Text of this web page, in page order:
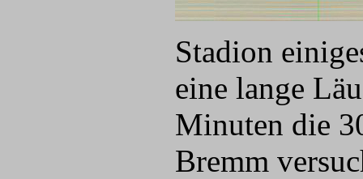
Stadion
eine lange
Minuten die
Bremm